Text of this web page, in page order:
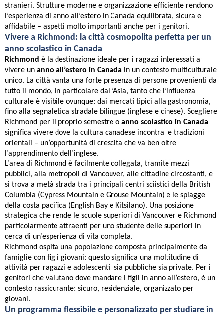
stranieri. Strutture moderne e organizzazione efficiente rendono
l’esperienza di anno all’estero in Canada equilibrata, sicura e
affidabile – aspetti molto importanti anche per i genitori.
Vivere a Richmond: la città cosmopolita perfetta per un
anno scolastico in Canada
Richmond è la destinazione ideale per i ragazzi interessati a
vivere un anno all’estero in Canada in un contesto multiculturale
unico. La città vanta una forte presenza di persone provenienti da
tutto il mondo, in particolare dall’Asia, tanto che l’influenza
culturale è visibile ovunque: dai mercati tipici alla gastronomia,
fino alla segnaletica stradale bilingue (inglese e cinese). Scegliere
Richmond per il proprio semestre o anno scolastico in Canada
significa vivere dove la cultura canadese incontra le tradizioni
orientali – un’opportunità di crescita che va ben oltre
l’apprendimento dell’inglese.
L’area di Richmond è facilmente collegata, tramite mezzi
pubblici, alla metropoli di Vancouver, alle cittadine circostanti, e
si trova a metà strada tra i principali centri sciistici della British
Columbia (Cypress Mountain e Grouse Mountain) e le spiagge
della costa pacifica (English Bay e Kitsilano). Una posizione
strategica che rende le scuole superiori di Vancouver e Richmond
particolarmente attraenti per uno studente delle superiori in
cerca di un’esperienza di vita completa.
Richmond ospita una popolazione composta principalmente da
famiglie con figli giovani: questo significa una moltitudine di
attività per ragazzi e adolescenti, sia pubbliche sia private. Per i
genitori che valutano dove mandare i figli in anno all’estero, è un
contesto rassicurante: sicuro, residenziale, organizzato per
giovani.
Un programma flessibile e personalizzato per studiare in